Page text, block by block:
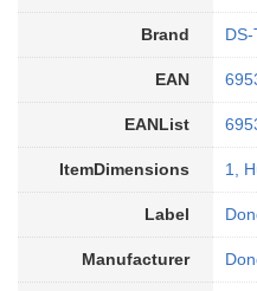
Brand
EAN
EANList
ItemDimensions 1,
Label
Manufacturer